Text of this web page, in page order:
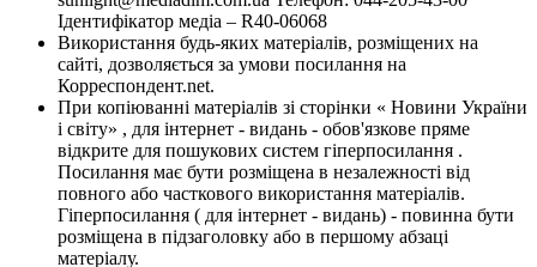
Ідентифікатор медіа – R40-06068
Використання будь-яких матеріалів, розміщених на
сайті, дозволяється за умови посилання на
Корреспондент.net.
При копіюванні матеріалів зі сторінки « Новини України
і світу» , для інтернет - видань - обов'язкове пряме
відкрите для пошукових систем гіперпосилання .
Посилання має бути розміщена в незалежності від
повного або часткового використання матеріалів.
Гіперпосилання ( для інтернет - видань) - повинна бути
розміщена в підзаголовку або в першому абзаці
матеріалу.